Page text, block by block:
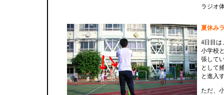
ラジオ
夏休み
4日目は
小学校
張して
として
と進入
ただ、